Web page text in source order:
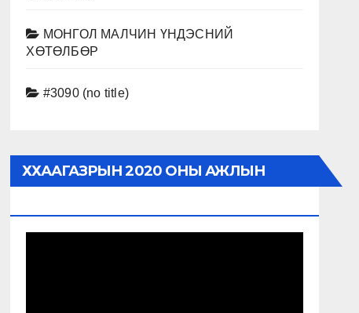
МОНГОЛ МАЛЧИН ҮНДЭСНИЙ
ХӨТӨЛБӨР
#3090 (no title)
ХХААГАЗРЫН 2020 ОНЫ АЖЛЫН